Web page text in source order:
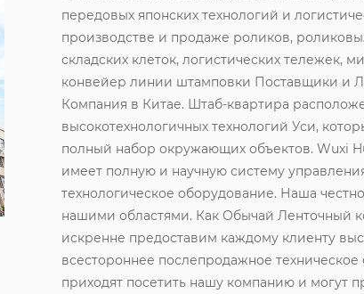
передовых японских технологий и
производстве и продаже роликов,
складских клеток, логистических тележек,
конвейер линии штамповки Поставщики и
Компания в Китае. Штаб-квартира
высокотехнологичных технологий Уси,
полный набор окружающих объектов. Wuxi
имеет полную и научную систему
технологическое оборудование. Наша
нашими областями. КакОбычай Ленточный
искренне предоставим каждому клиенту
всестороннее послепродажное
приходят посетить нашу компанию и могут